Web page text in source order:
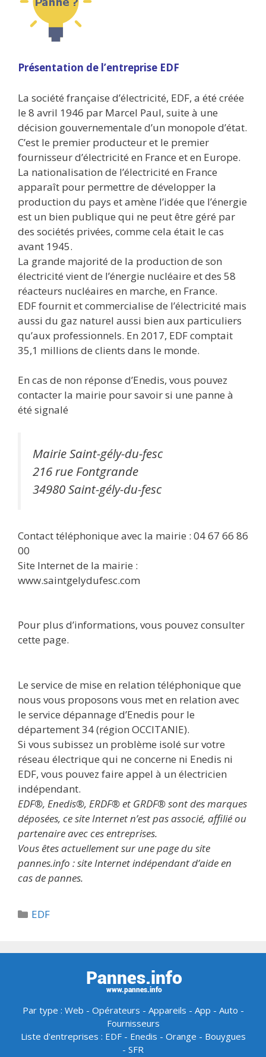
Présentation de l’entreprise EDF
La société française d’électricité, EDF, a été créée
le 8 avril 1946 par Marcel Paul, suite à une
décision gouvernementale d’un monopole d’état.
C’est le premier producteur et le premier
fournisseur d’électricité en France et en Europe.
La nationalisation de l’électricité en France
apparaît pour permettre de développer la
production du pays et amène l’idée que l’énergie
est un bien publique qui ne peut être géré par
des sociétés privées, comme cela était le cas
avant 1945.
La grande majorité de la production de son
électricité vient de l’énergie nucléaire et des 58
réacteurs nucléaires en marche, en France.
EDF fournit et commercialise de l’électricité mais
aussi du gaz naturel aussi bien aux particuliers
qu’aux professionnels. En 2017, EDF comptait
35,1 millions de clients dans le monde.
En cas de non réponse d’Enedis, vous pouvez
contacter la mairie pour savoir si une panne à
été signalé
Mairie Saint-gély-du-fesc
216 rue Fontgrande
34980 Saint-gély-du-fesc
Contact téléphonique avec la mairie : 04 67 66 86
00
Site Internet de la mairie :
www.saintgelydufesc.com
Pour plus d’informations, vous pouvez consulter
cette page.
Le service de mise en relation téléphonique que
nous vous proposons vous met en relation avec
le service dépannage d’Enedis pour le
département 34 (région OCCITANIE).
Si vous subissez un problème isolé sur votre
réseau électrique qui ne concerne ni Enedis ni
EDF, vous pouvez faire appel à un électricien
indépendant.
EDF®, Enedis®, ERDF® et GRDF® sont des marques
déposées, ce site Internet n’est pas associé, affilié ou
partenaire avec ces entreprises.
Vous êtes actuellement sur une page du site
pannes.info : site Internet indépendant d’aide en
cas de pannes.
Catégories
EDF
Par type : Web - Opérateurs - Appareils - App - Auto -
Fournisseurs
Liste d'entreprises : EDF- Enedis - Orange - Bouygues
- SFR